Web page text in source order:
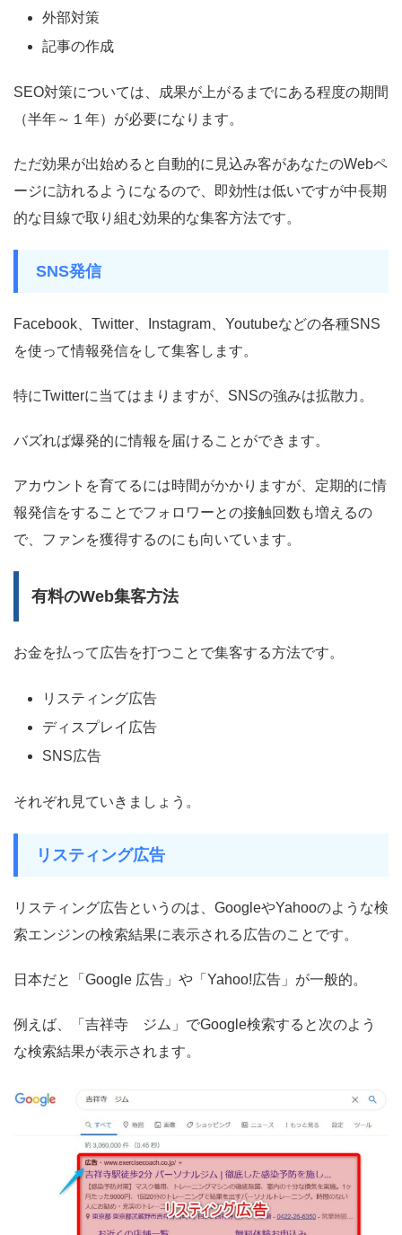
外部対策
記事の作成
SEO対策については、成果が上がるまでにある程度の期間
（半年～１年）が必要になります。
ただ効果が出始めると自動的に見込み客があなたのWebペ
ージに訪れるようになるので、即効性は低いですが中長期
的な目線で取り組む効果的な集客方法です。
SNS発信
Facebook、Twitter、Instagram、Youtubeなどの各種SNS
を使って情報発信をして集客します。
特にTwitterに当てはまりますが、SNSの強みは拡散力。
バズれば爆発的に情報を届けることができます。
アカウントを育てるには時間がかかりますが、定期的に情
報発信をすることでフォロワーとの接触回数も増えるの
で、ファンを獲得するのにも向いています。
有料のWeb集客方法
お金を払って広告を打つことで集客する方法です。
リスティング広告
ディスプレイ広告
SNS広告
それぞれ見ていきましょう。
リスティング広告
リスティング広告というのは、GoogleやYahooのような検
索エンジンの検索結果に表示される広告のことです。
日本だと「Google 広告」や「Yahoo!広告」が一般的。
例えば、「吉祥寺 ジム」でGoogle検索すると次のよう
な検索結果が表示されます。